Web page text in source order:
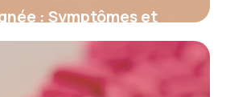
: Symptômes et